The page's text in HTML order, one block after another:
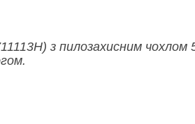
з пилозахисним чохлом